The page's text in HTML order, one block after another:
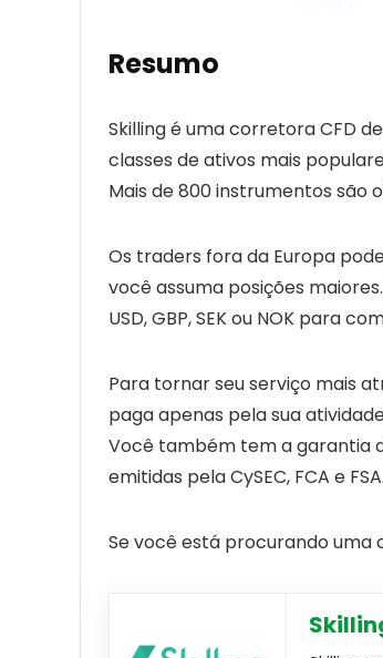
Resumo
Skilling é uma corretora CFD
classes de ativos mais
Mais de 800 instrumentos
Os traders fora da Europa
você assuma posições
USD, GBP, SEK ou NOK para
Para tornar seu serviço mais
paga apenas pela sua
Você também tem a garantia
emitidas pela CySEC, FCA e FSA.
Se você está procurando uma